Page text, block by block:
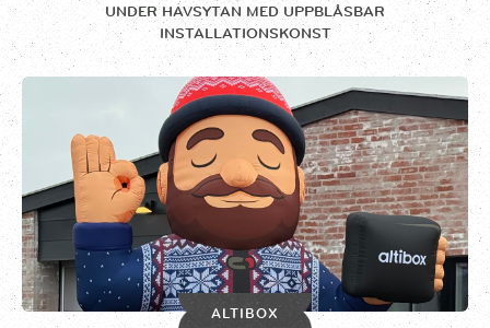
UNDER HAVSYTAN MED UPPBLÅSBAR
INSTALLATIONSKONST
ALTIBOX